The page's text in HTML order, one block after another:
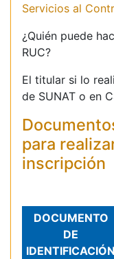
Servicios al
¿Quién puede
RUC?
El titular si lo
de SUNAT o en
para
inscripción
DOCUMENTO
DE
IDENTIFICACIÓN